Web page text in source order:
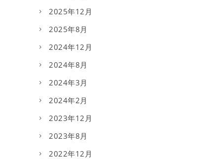
2025年12月
2025年8月
2024年12月
2024年8月
2024年3月
2024年2月
2023年12月
2023年8月
2022年12月